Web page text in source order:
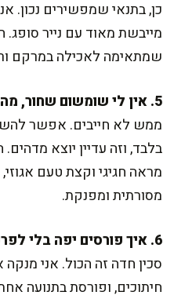
כן, בתנאי שמפשירים נכון.
מייבשת מאוד עם נייר סופג.
שמתאימה לאכילה במרקם
5. אין לי שומשום שחור, מה עושים?
בלבד, וזה עדיין יוצא
מראה חגיגי וקצת טעם
מסורתית ומפנקת.
6. איך פורסים יפה בלי לפרק את הציפוי?
סכין חדה זה הכול. אני
חיתוכים, ופורסת בתנועה